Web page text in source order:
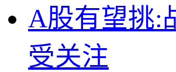
A股有望挑:
受关注